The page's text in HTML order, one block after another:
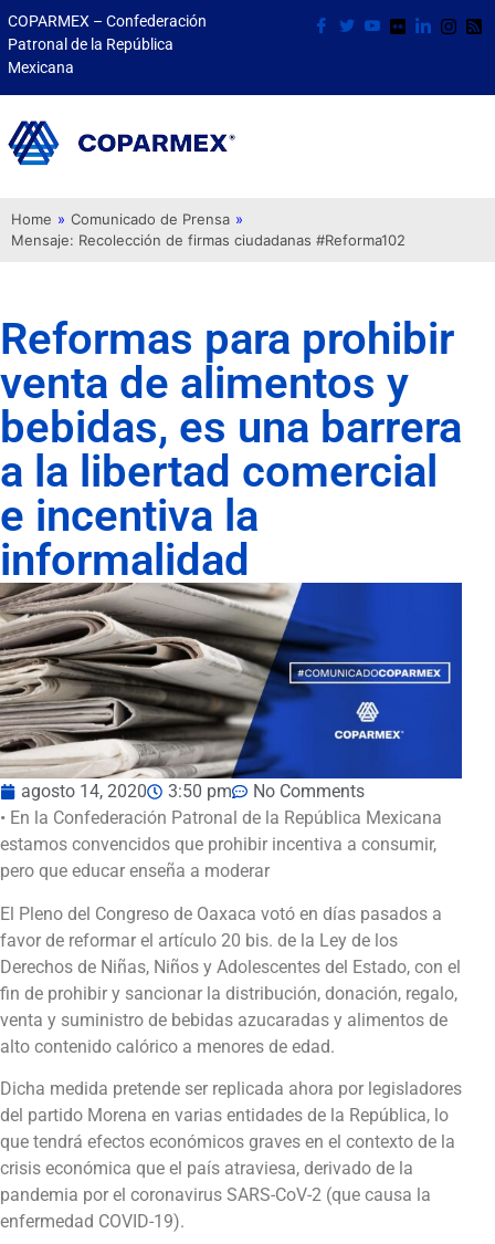
COPARMEX – Confederación
Patronal de la República
Mexicana
Home » Comunicado de Prensa »
Mensaje: Recolección de firmas ciudadanas #Reforma102
Reformas para prohibir
venta de alimentos y
bebidas, es una barrera
a la libertad comercial
e incentiva la
informalidad
agosto 14, 2020 3:50 pm
No Comments
• En la Confederación Patronal de la República Mexicana
estamos convencidos que prohibir incentiva a consumir,
pero que educar enseña a moderar
El Pleno del Congreso de Oaxaca votó en días pasados a
favor de reformar el artículo 20 bis. de la Ley de los
Derechos de Niñas, Niños y Adolescentes del Estado, con el
fin de prohibir y sancionar la distribución, donación, regalo,
venta y suministro de bebidas azucaradas y alimentos de
alto contenido calórico a menores de edad.
Dicha medida pretende ser replicada ahora por legisladores
del partido Morena en varias entidades de la República, lo
que tendrá efectos económicos graves en el contexto de la
crisis económica que el país atraviesa, derivado de la
pandemia por el coronavirus SARS-CoV-2 (que causa la
enfermedad COVID-19).